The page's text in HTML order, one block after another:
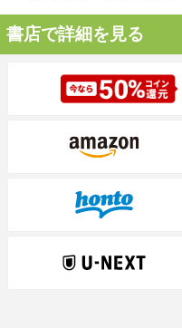
書店で詳細を見る